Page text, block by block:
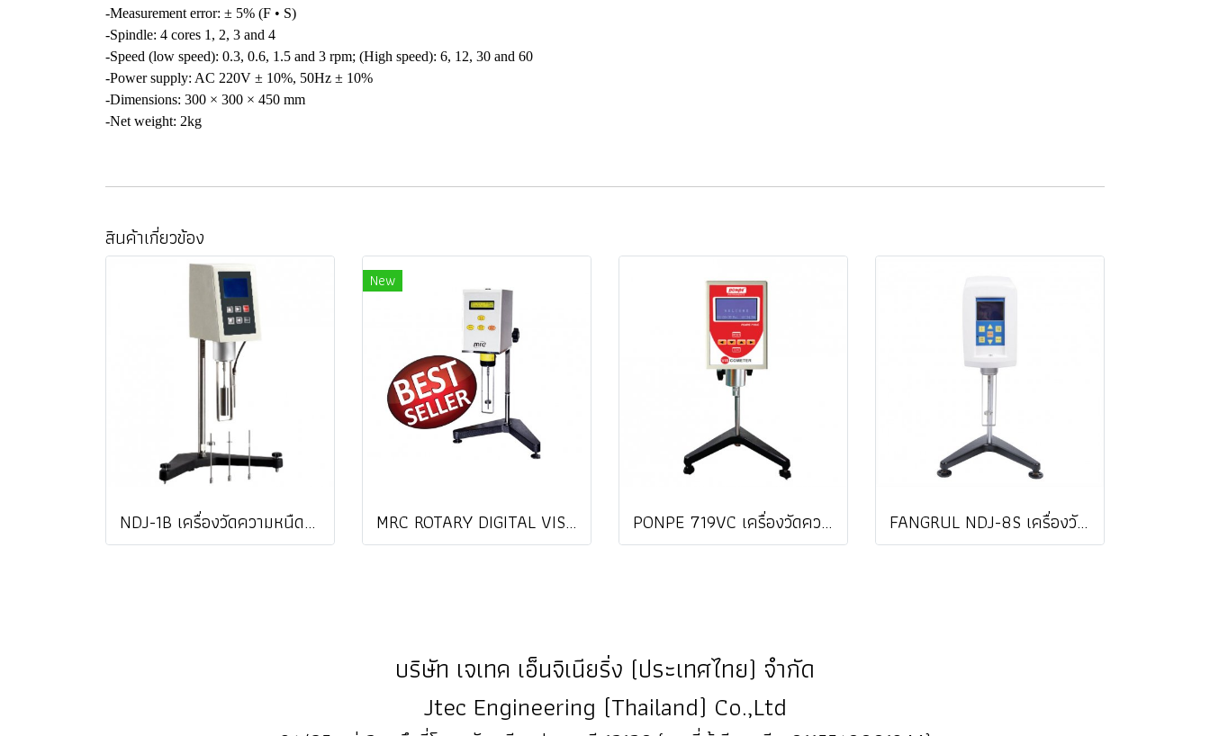
-Measurement error: ± 5% (F • S)
-Spindle: 4 cores 1, 2, 3 and 4
-Speed ​​(low speed): 0.3, 0.6, 1.5 and 3 rpm; (High speed): 6, 12, 30 and 60
-Power supply: AC 220V ± 10%, 50Hz ± 10%
-Dimensions: 300 × 300 × 450 mm
-Net weight: 2kg
สินค้าเกี่ยวข้อง
NDJ-1B เครื่องวัดความหนืดแบบดิจิตอล Digital Rotary Viscometer
New
MRC ROTARY DIGITAL VISCOMETER เครื่องวัดความหนืด / ราคา PONPE 719VC เครื่องวัดความหนืด DIGITAL VISCOMETER / ราคา FANGRUL NDJ-8S เครื่องวัดความหนืดแบบดิจิตอล Viscometer (Range 1 mPa.s - 2,000,000 mPa.s) ราคา
บริษัท เจเทค เอ็นจิเนียริ่ง (ประเทศไทย) จำกัด
Jtec Engineering (Thailand) Co.,Ltd